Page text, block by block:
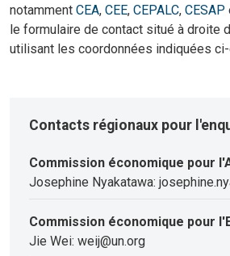
notamment CEA, CEE, CEPALC, CESAP
le formulaire de contact situé à droite
utilisant les coordonnées indiquées
Contacts régionaux pour
Commission économique pour
Josephine Nyakatawa:
Commission économique pour
Jie Wei: weij@un.org